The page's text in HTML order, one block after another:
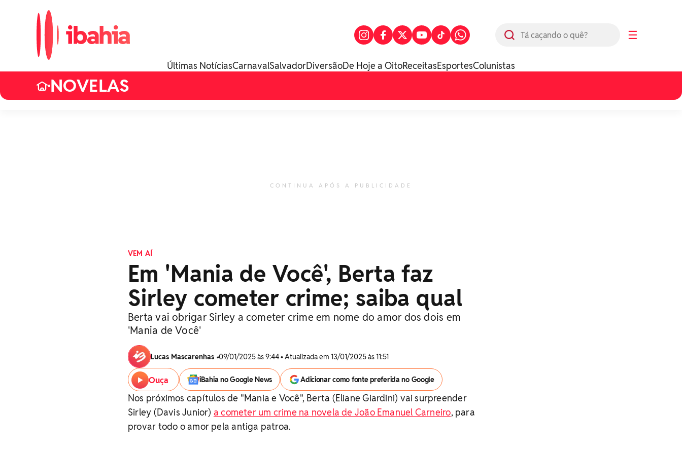
☰
Últimas NotíciasCarnavalSalvadorDiversãoDe Hoje a OitoReceitasEsportesColunistas
•NOVELAS
CONTINUA APÓS A PUBLICIDADE
VEM AÍ
Em 'Mania de Você', Berta faz
Sirley cometer crime; saiba qual
Berta vai obrigar Sirley a cometer crime em nome do amor dos dois em
'Mania de Você'
Lucas Mascarenhas •09/01/2025 às 9:44 • Atualizada em 13/01/2025 às 11:51
Ouça iBahia no Google News Adicionar como fonte preferida no Google
Nos próximos capítulos de "Mania e Você", Berta (Eliane Giardini) vai surpreender
Sirley (Davis Junior) a cometer um crime na novela de João Emanuel Carneiro, para
provar todo o amor pela antiga patroa.